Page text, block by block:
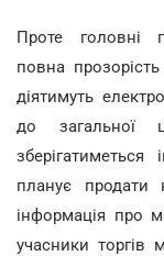
Проте головні
повна
діятимуть
до загальної
планує
інформація про
учасники торгів